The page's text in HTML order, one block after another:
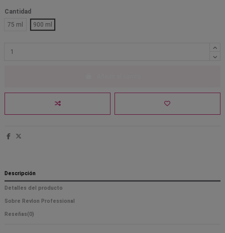
Cantidad
75 ml
900 ml
Descripción
Detalles del producto
Sobre Revlon Professional
Reseñas(0)